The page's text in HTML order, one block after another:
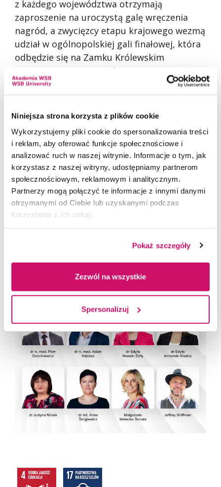
Niniejsza strona korzysta z plików cookie
Wykorzystujemy pliki cookie do spersonalizowania treści
i reklam, aby oferować funkcje społecznościowe i
analizować ruch w naszej witrynie. Informacje o tym, jak
korzystasz z naszej witryny, udostępniamy partnerom
społecznościowym, reklamowym i analitycznym.
Partnerzy mogą połączyć te informacje z innymi danymi
otrzymanymi od Ciebie lub uzyskanymi podczas
korzystania z ich usług.
Pokaż szczegóły
Zezwól na wszystkie
Spersonalizuj
z każdego województwa otrzymają
zaproszenie na uroczystą galę wręczenia
nagród, a zwycięzcy etapu krajowego wezmą
udział w ogólnopolskiej gali finałowej, która
odbędzie się na Zamku Królewskim
w Warszawie w 2026 roku.
dostępne są
tutaj
Akademia WSB serdecznie gratuluje wszystkim
nominowanym pracownikom oraz dziękuje za ich
wkład w rozwój dydaktyki, edukacji akademickiej
i budowanie jakości kształcenia w Uczelni.